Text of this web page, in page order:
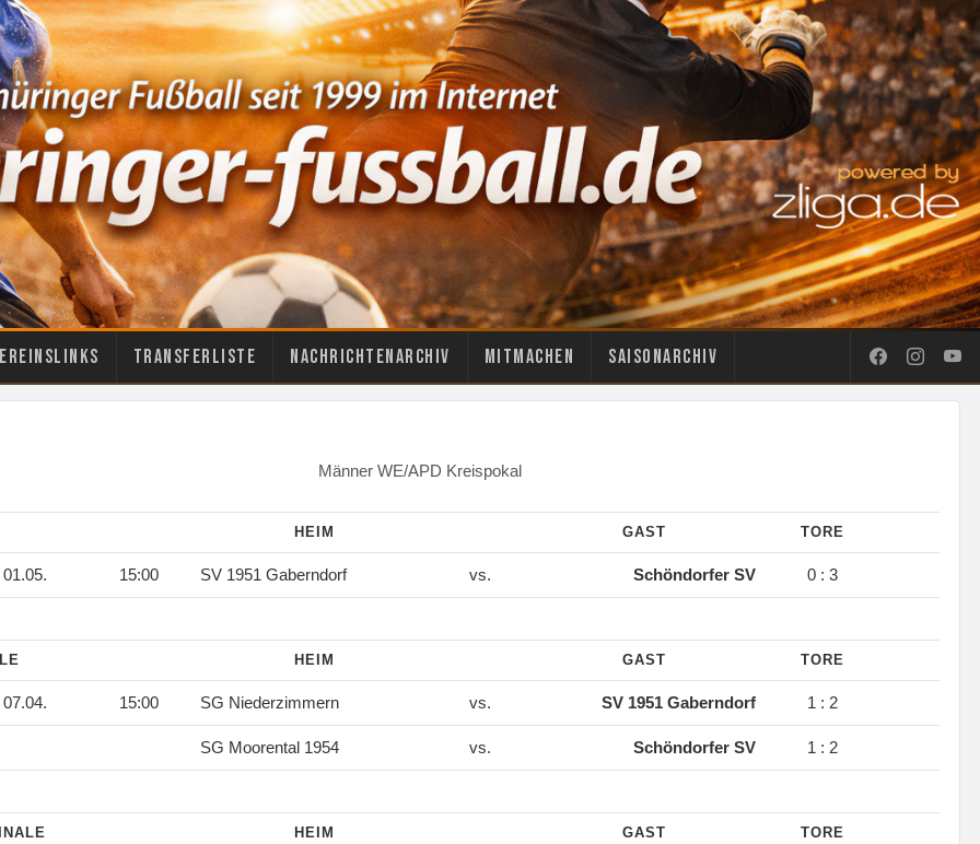
Transferliste Nachrichtenarchiv Mitmachen Saisonarchiv
Männer WE/APD Kreispokal
HEIM GAST TORE
01.05. 15:00 SV 1951 Gaberndorf vs. Schöndorfer SV 0 : 3
HEIM GAST TORE
07.04. 15:00 SG Niederzimmern vs. SV 1951 Gaberndorf 1 : 2
SG Moorental 1954 vs. Schöndorfer SV 1 : 2
HEIM GAST TORE